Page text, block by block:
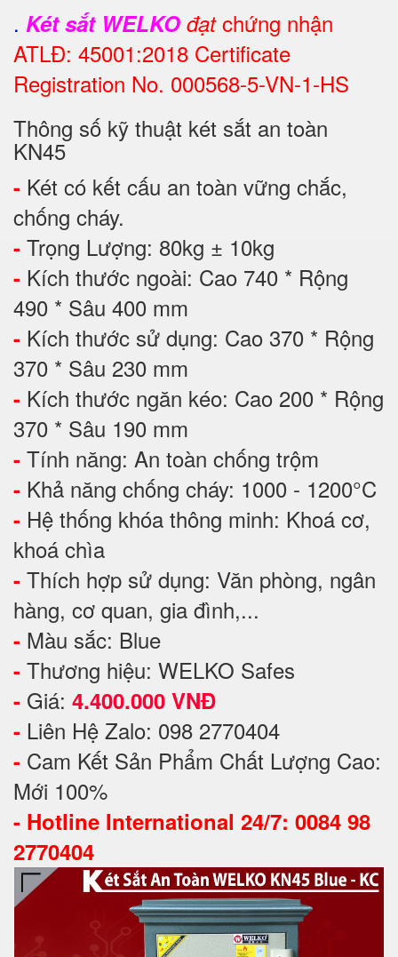
. Két sắt WELKO đạtchứng nhận
ATLĐ: 45001:2018 Certificate
Registration No. 000568-5-VN-1-HS
Thông số kỹ thuật két sắt an toàn
KN45
- Két có kết cấu an toàn vững chắc,
chống cháy.
- Trọng Lượng: 80kg ± 10kg
- Kích thước ngoài: Cao 740 * Rộng
490 * Sâu 400 mm
- Kích thước sử dụng: Cao 370 * Rộng
370 * Sâu 230 mm
- Kích thước ngăn kéo: Cao 200 * Rộng
370 * Sâu 190 mm
- Tính năng: An toàn chống trộm
- Khả năng chống cháy: 1000 - 1200°C
- Hệ thống khóa thông minh: Khoá cơ,
khoá chìa
- Thích hợp sử dụng: Văn phòng, ngân
hàng, cơ quan, gia đình,...
- Màu sắc: Blue
- Thương hiệu: WELKO Safes
- Giá: 4.400.000 VNĐ
- Liên Hệ Zalo: 098 2770404
- Cam Kết Sản Phẩm Chất Lượng Cao:
Mới 100%
- Hotline International 24/7: 0084 98
2770404